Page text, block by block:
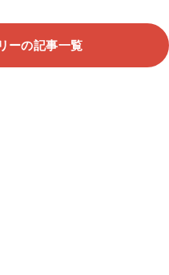
ーの記事一覧